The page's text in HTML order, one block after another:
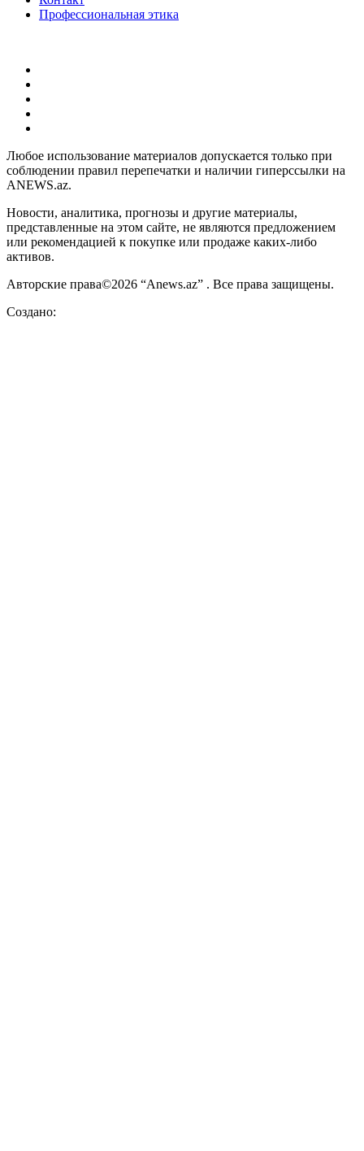
Профессиональная этика
Любое использование материалов допускается только при
соблюдении правил перепечатки и наличии гиперссылки на
ANEWS.az.
Новости, аналитика, прогнозы и другие материалы,
представленные на этом сайте, не являются предложением
или рекомендацией к покупке или продаже каких-либо
активов.
Авторские права©2026 “Anews.az” . Все права защищены.
Создано: